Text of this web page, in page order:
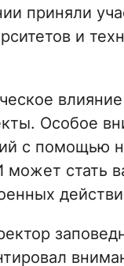
приняли
и
Особое
с помощью
может стать